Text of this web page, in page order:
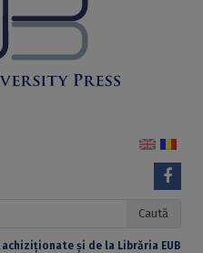
Caută
și de la Librăria EUB